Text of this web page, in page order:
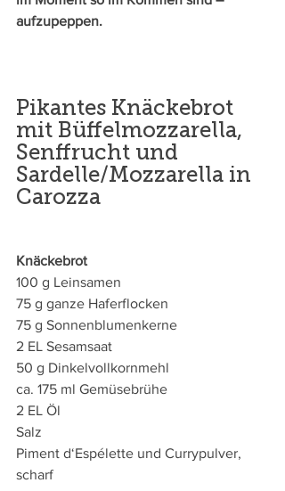
aufzupeppen.
Pikantes Knäckebrot
mit Büffelmozzarella,
Senffrucht und
Sardelle/Mozzarella in
Carozza
Knäckebrot
100 g Leinsamen
75 g ganze Haferflocken
75 g Sonnenblumenkerne
2 EL Sesamsaat
50 g Dinkelvollkornmehl
ca. 175 ml Gemüsebrühe
2 EL Öl
Salz
Piment d‘Espélette und Currypulver,
scharf